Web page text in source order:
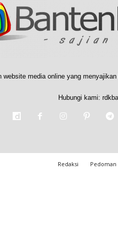
website media online yang
Hubungi kami:
Redaksi